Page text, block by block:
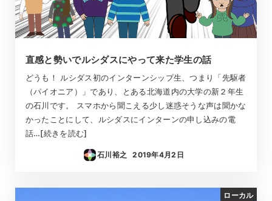
直感と勢いでルシダスにやって来た学生の話
どうも！ ルシダス初のインターンシップ生、つまり「先駆者
（パイオニア）」であり、とある北海道内の大学の新２年生
の石川です。 スマホから聞こえる少し迷惑そうな声は聞かな
かったことにして、ルシダスにインターンの申し込みの電
話…[続きを読む]
石川裕之
投稿日
2019年4月2日
ローカル